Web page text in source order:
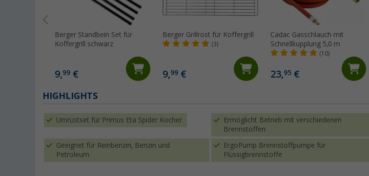
Berger Standbein Set für
Koffergrill schwarz
9,99 €
Berger Grillrost für Koffergrill
(3)
9,99 €
Cadac Gasschlauch mit
Schnellkupplung 5,0 m
(10)
23,95 €
HIGHLIGHTS
Umrüstset für Primus Eta Spider Kocher
Ermöglicht Betrieb mit verschiedenen
Brennstoffen
Geeignet für Reinbenzin, Benzin und
Petroleum
ErgoPump Brennstoffpumpe für
Flüssigbrennstoffe